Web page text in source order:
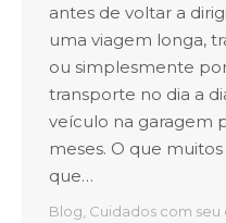
antes de voltar a
uma viagem longa,
ou simplesmente
transporte no dia a
veículo na garagem
meses. O que
que…
Blog, Cuidados com seu